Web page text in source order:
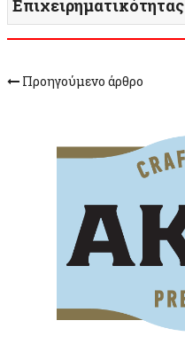
Επιχειρηματικότητας
Προηγούμενο άρθρο